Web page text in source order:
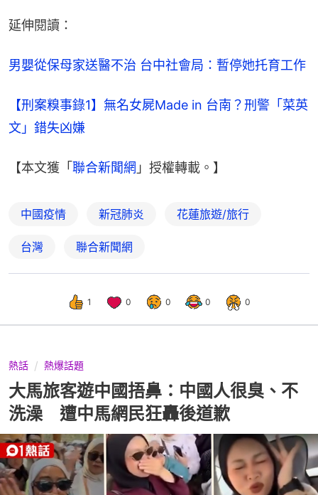
延伸閱讀：
男嬰從保母家送醫不治 台中社會局：暫停她托育工作
【刑案糗事錄1】無名女屍Made in 台南？刑警「菜英
文」錯失凶嫌
【本文獲「聯合新聞網 」授權轉載。】
中國疫情 新冠肺炎 花蓮旅遊/旅行
台灣 聯合新聞網
1 0 0 0 0
熱話 熱爆話題
大馬旅客遊中國捂鼻：中國人很臭、不
洗澡 遭中馬網民狂轟後道歉